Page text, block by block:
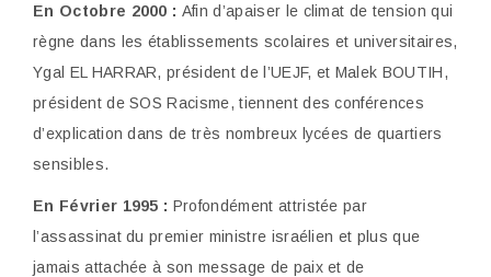
En Octobre 2000 : Afin d’apaiser le climat de tension qui
règne dans les établissements scolaires et universitaires,
Ygal EL HARRAR, président de l’UEJF, et Malek BOUTIH,
président de SOS Racisme, tiennent des conférences
d’explication dans de très nombreux lycées de quartiers
sensibles.
En Février 1995 : Profondément attristée par
l’assassinat du premier ministre israélien et plus que
jamais attachée à son message de paix et de